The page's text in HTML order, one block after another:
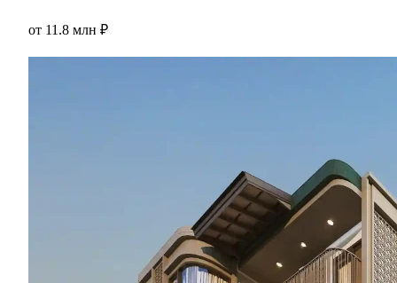
от 11.8 млн ₽